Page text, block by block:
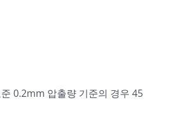
0.2mm 압출량 기준의 경우 45